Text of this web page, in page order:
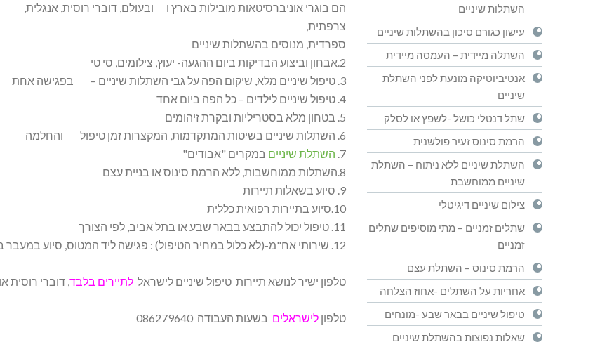
הם בוגרי אוניברסיטאות מובילות בארץ ו ובעולם, דוברי רוסית, אנגלית,
צרפתית,
ספרדית, מנוסים בהשתלות שיניים
2.אבחון וביצוע הבדיקות ביום ההגעה- יעוץ, צילומים, סי טי
3. טיפול שיניים מלא, שיקום הפה על גבי השתלות שיניים – בפגישה אחת
4. טיפול שיניים לילדים – כל הפה ביום אחד
5. בטחון מלא בסטריליות ובקרת זיהומים
6. השתלות שיניים בשיטות המתקדמות, המקצרות זמן טיפול והחלמה
7. השתלת שיניים במקרים "אבודים"
8.השתלות ממוחשבות, ללא הרמת סינוס או בניית עצם
9. סיוע בשאלות תיירות
10.סיוע בתיירות רפואית כללית
11. טיפול יכול להתבצע בבאר שבע או בתל אביב, לפי הצורך
12. שירותי אח"מ-(לא כלול במחיר הטיפול) : פגישה ליד המטוס, סיוע במעבר ביקורת גבולות, ארגון הסעה, ליווי דוברי רוסית
טלפון ישיר לנושא תיירות טיפול שיניים לישראל לתיירים בלבד, דוברי רוסית או
טלפון לישראלים בשעות העבודה 086279640
השתלות שיניים
עישון כגורם סיכון בהשתלות שיניים
השתלה מיידית – העמסה מיידית
אנטיביוטיקה מונעת לפני השתלת
שיניים
שתל דנטלי כושל -לשפץ או לסלק
הרמת סינוס זעיר פולשנית
השתלת שיניים ללא ניתוח – השתלת
שיניים ממוחשבת
צילום שיניים דיגיטלי
שתלים זמניים – מתי מוסיפים שתלים
זמניים
הרמת סינוס – השתלת עצם
אחריות על השתלים -אחוז הצלחה
טיפול שיניים בבאר שבע -מונחים
שאלות נפוצות בהשתלת שיניים